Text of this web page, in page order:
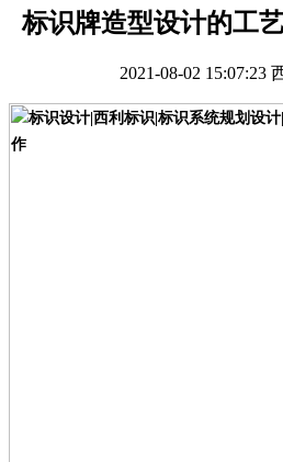
标识牌造型设计的工
2021-08-02 15:07:23